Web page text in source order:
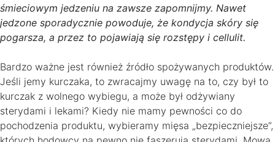
śmieciowym jedzeniu na zawsze zapomnijmy. Nawet
jedzone sporadycznie powoduje, że kondycja skóry się
pogarsza, a przez to pojawiają się rozstępy i cellulit.
Bardzo ważne jest również źródło spożywanych produktów.
Jeśli jemy kurczaka, to zwracajmy uwagę na to, czy był to
kurczak z wolnego wybiegu, a może był odżywiany
sterydami i lekami? Kiedy nie mamy pewności co do
pochodzenia produktu, wybieramy mięsa „bezpieczniejsze”,